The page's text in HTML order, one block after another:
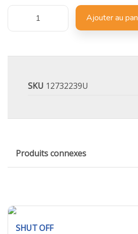
Ajouter au
SKU 12732239U
Produits connexes
SHUT OFF